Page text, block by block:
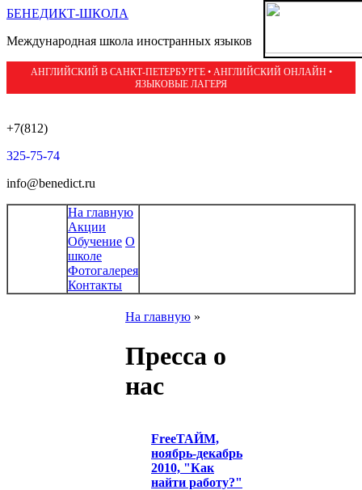
БЕНЕДИКТ-ШКОЛА
Международная школа иностранных языков
АНГЛИЙСКИЙ В САНКТ-ПЕТЕРБУРГЕ • АНГЛИЙСКИЙ ОНЛАЙН •
ЯЗЫКОВЫЕ ЛАГЕРЯ
+7(812)
325-75-74
info@benedict.ru
На главную
Акции
Обучение О
школе
Фотогалерея
Контакты
На главную »
Пресса о
нас
FreeТАЙМ,
ноябрь-декабрь
2010, "Как
найти работу?"